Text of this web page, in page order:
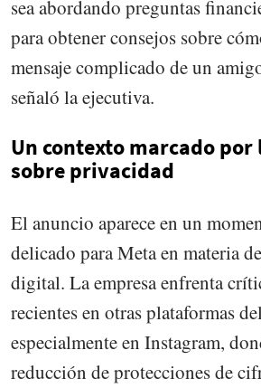
sea abordando preguntas
para obtener consejos sobre
mensaje complicado de un
señaló la ejecutiva.
Un contexto marcado por
sobre privacidad
El anuncio aparece en un
delicado para Meta en materia
digital. La empresa enfrenta
recientes en otras plataformas
especialmente en Instagram,
reducción de protecciones de